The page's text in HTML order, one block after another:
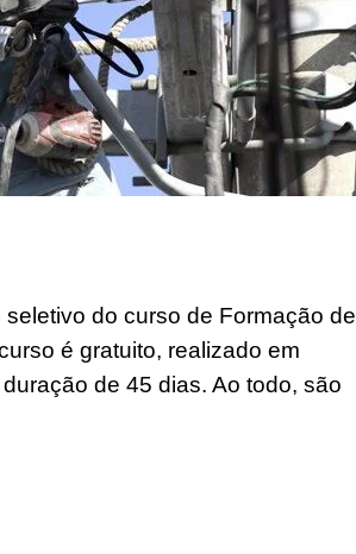
do curso de Formação de
é gratuito, realizado em
de 45 dias. Ao todo, são